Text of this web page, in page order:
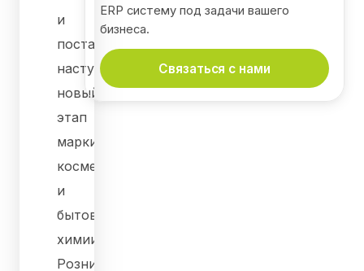
и
поставщиков
наступил
новый
этап
маркировки
косметики
и
бытовой
химии.
Розничная
ERP систему под задачи вашего
бизнеса.
Связаться с нами